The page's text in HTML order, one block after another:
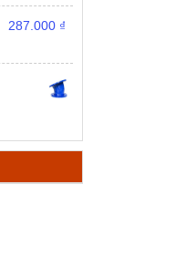
287.000 ₫